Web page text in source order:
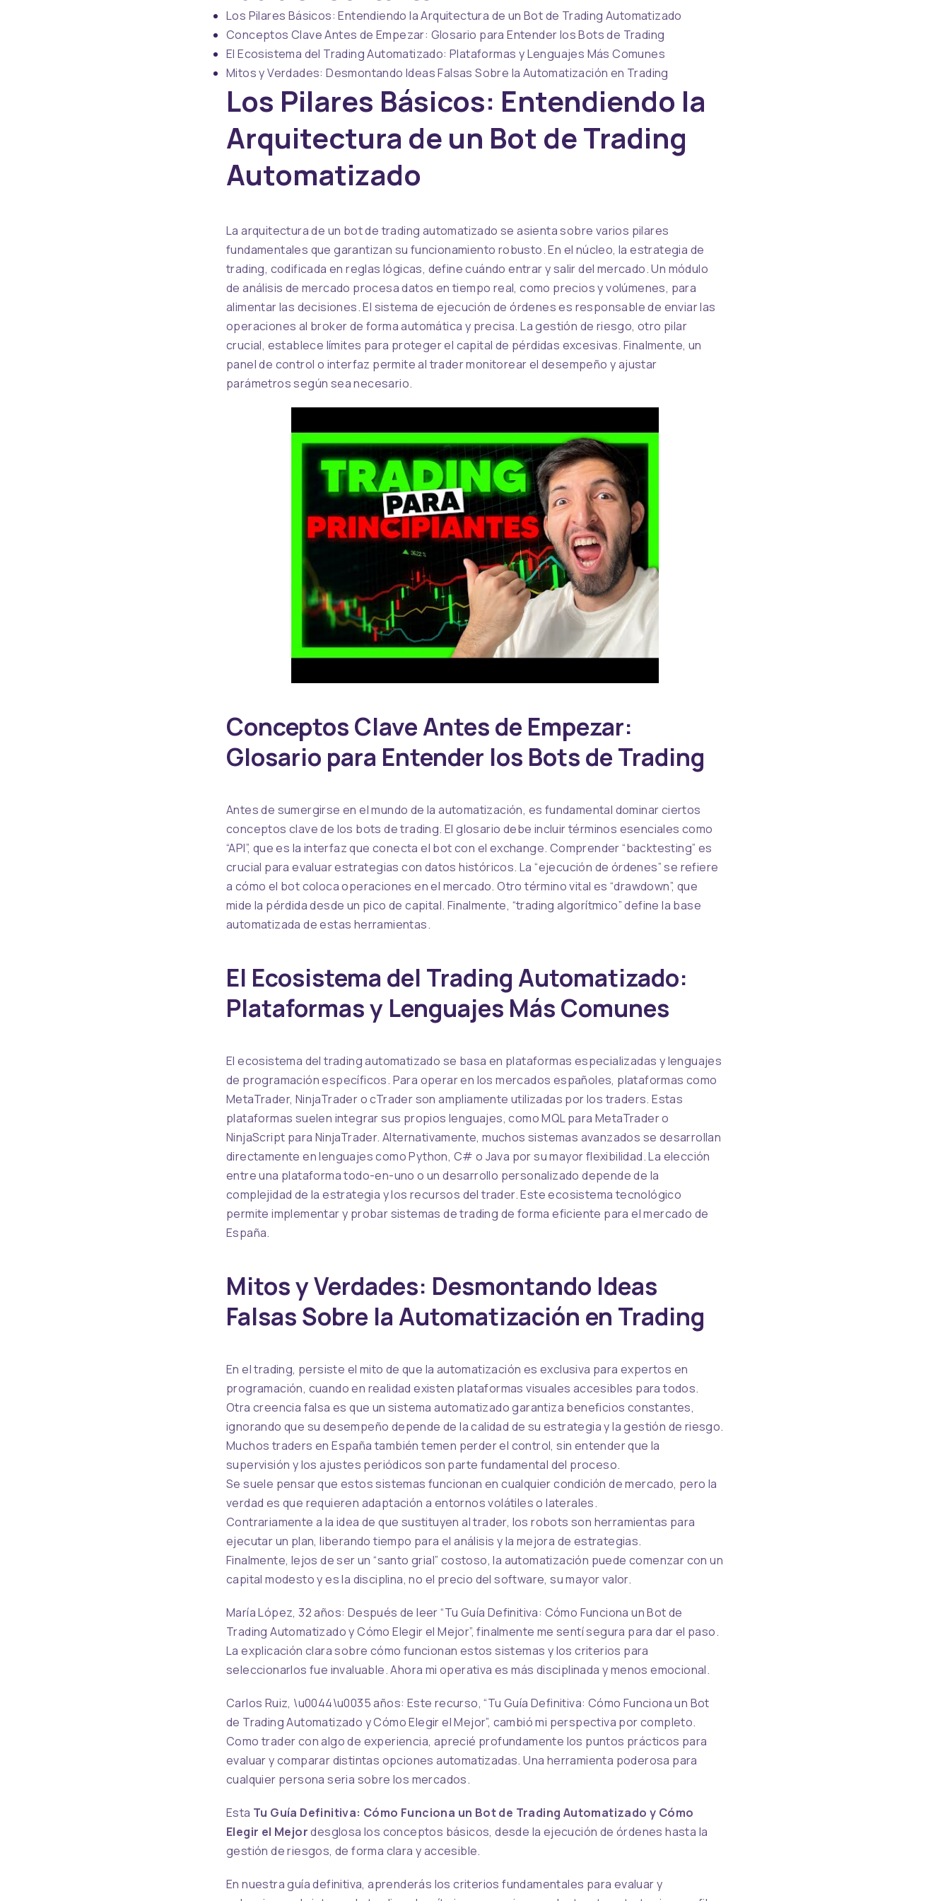
Los Pilares Básicos: Entendiendo la Arquitectura de un Bot de Trading Automatizado
Conceptos Clave Antes de Empezar: Glosario para Entender los Bots de Trading
El Ecosistema del Trading Automatizado: Plataformas y Lenguajes Más Comunes
Mitos y Verdades: Desmontando Ideas Falsas Sobre la Automatización en Trading
Los Pilares Básicos: Entendiendo la
Arquitectura de un Bot de Trading
Automatizado
La arquitectura de un bot de trading automatizado se asienta sobre varios pilares
fundamentales que garantizan su funcionamiento robusto. En el núcleo, la estrategia de
trading, codificada en reglas lógicas, define cuándo entrar y salir del mercado. Un módulo
de análisis de mercado procesa datos en tiempo real, como precios y volúmenes, para
alimentar las decisiones. El sistema de ejecución de órdenes es responsable de enviar las
operaciones al broker de forma automática y precisa. La gestión de riesgo, otro pilar
crucial, establece límites para proteger el capital de pérdidas excesivas. Finalmente, un
panel de control o interfaz permite al trader monitorear el desempeño y ajustar
parámetros según sea necesario.
Conceptos Clave Antes de Empezar:
Glosario para Entender los Bots de Trading
Antes de sumergirse en el mundo de la automatización, es fundamental dominar ciertos
conceptos clave de los bots de trading. El glosario debe incluir términos esenciales como
“API”, que es la interfaz que conecta el bot con el exchange. Comprender “backtesting” es
crucial para evaluar estrategias con datos históricos. La “ejecución de órdenes” se refiere
a cómo el bot coloca operaciones en el mercado. Otro término vital es “drawdown”, que
mide la pérdida desde un pico de capital. Finalmente, “trading algorítmico” define la base
automatizada de estas herramientas.
El Ecosistema del Trading Automatizado:
Plataformas y Lenguajes Más Comunes
El ecosistema del trading automatizado se basa en plataformas especializadas y lenguajes
de programación específicos. Para operar en los mercados españoles, plataformas como
MetaTrader, NinjaTrader o cTrader son ampliamente utilizadas por los traders. Estas
plataformas suelen integrar sus propios lenguajes, como MQL para MetaTrader o
NinjaScript para NinjaTrader. Alternativamente, muchos sistemas avanzados se desarrollan
directamente en lenguajes como Python, C# o Java por su mayor flexibilidad. La elección
entre una plataforma todo-en-uno o un desarrollo personalizado depende de la
complejidad de la estrategia y los recursos del trader. Este ecosistema tecnológico
permite implementar y probar sistemas de trading de forma eficiente para el mercado de
España.
Mitos y Verdades: Desmontando Ideas
Falsas Sobre la Automatización en Trading
En el trading, persiste el mito de que la automatización es exclusiva para expertos en
programación, cuando en realidad existen plataformas visuales accesibles para todos.
Otra creencia falsa es que un sistema automatizado garantiza beneficios constantes,
ignorando que su desempeño depende de la calidad de su estrategia y la gestión de riesgo.
Muchos traders en España también temen perder el control, sin entender que la
supervisión y los ajustes periódicos son parte fundamental del proceso.
Se suele pensar que estos sistemas funcionan en cualquier condición de mercado, pero la
verdad es que requieren adaptación a entornos volátiles o laterales.
Contrariamente a la idea de que sustituyen al trader, los robots son herramientas para
ejecutar un plan, liberando tiempo para el análisis y la mejora de estrategias.
Finalmente, lejos de ser un “santo grial” costoso, la automatización puede comenzar con un
capital modesto y es la disciplina, no el precio del software, su mayor valor.
María López, 32 años: Después de leer “Tu Guía Definitiva: Cómo Funciona un Bot de
Trading Automatizado y Cómo Elegir el Mejor”, finalmente me sentí segura para dar el paso.
La explicación clara sobre cómo funcionan estos sistemas y los criterios para
seleccionarlos fue invaluable. Ahora mi operativa es más disciplinada y menos emocional.
Carlos Ruiz, \u0044\u0035 años: Este recurso, “Tu Guía Definitiva: Cómo Funciona un Bot
de Trading Automatizado y Cómo Elegir el Mejor”, cambió mi perspectiva por completo.
Como trader con algo de experiencia, aprecié profundamente los puntos prácticos para
evaluar y comparar distintas opciones automatizadas. Una herramienta poderosa para
cualquier persona seria sobre los mercados.
Esta Tu Guía Definitiva: Cómo Funciona un Bot de Trading Automatizado y Cómo
Elegir el Mejordesglosa los conceptos básicos, desde la ejecución de órdenes hasta la
gestión de riesgos, de forma clara y accesible.
En nuestra guía definitiva, aprenderás los criterios fundamentales para evaluar y